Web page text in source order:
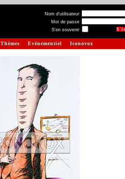
Nom d'utilisateur
Mot de passe
S'en souvenir
Thèmes Evénementiel Iconovox